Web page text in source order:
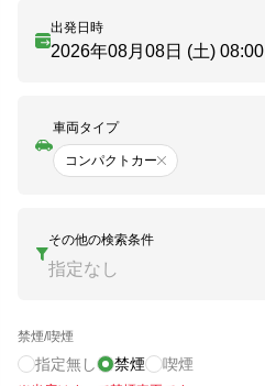
出発日時
2026年08月08日 (土) 08:00
車両タイプ
コンパクトカー
その他の検索条件
指定なし
禁煙/喫煙
指定無し 禁煙 喫煙